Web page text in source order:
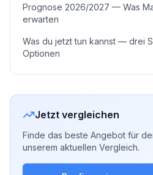
Prognose 2026/2027 — Was
erwarten
Was du jetzt tun kannst — drei
Optionen
Jetzt vergleichen
Finde das beste Angebot für
unserem aktuellen Vergleich.